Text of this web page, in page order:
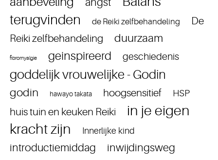
terugvinden
de Reiki zelfbehandeling
De
Reiki zelfbehandeling
duurzaam
fibromyalgie geinspireerd geschiedenis
goddelijk vrouwelijke - Godin
godin hawayo takata hoogsensitief HSP
huis tuin en keuken Reiki
in je eigen
kracht zijn
Innerlijke kind
introductiemiddag inwijdingsweg